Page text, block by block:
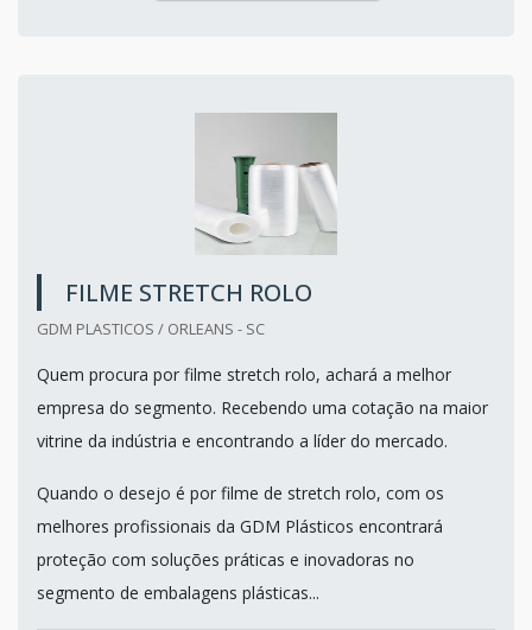
FILME STRETCH ROLO
GDM PLASTICOS / ORLEANS - SC
Quem procura por filme stretch rolo, achará a melhor
empresa do segmento. Recebendo uma cotação na maior
vitrine da indústria e encontrando a líder do mercado.
Quando o desejo é por filme de stretch rolo, com os
melhores profissionais da GDM Plásticos encontrará
proteção com soluções práticas e inovadoras no
segmento de embalagens plásticas...